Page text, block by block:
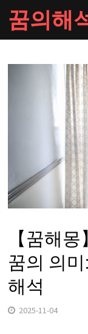
Skip
to
content
꿈의해
【꿈해
꿈의 의
해석
2025-11-04